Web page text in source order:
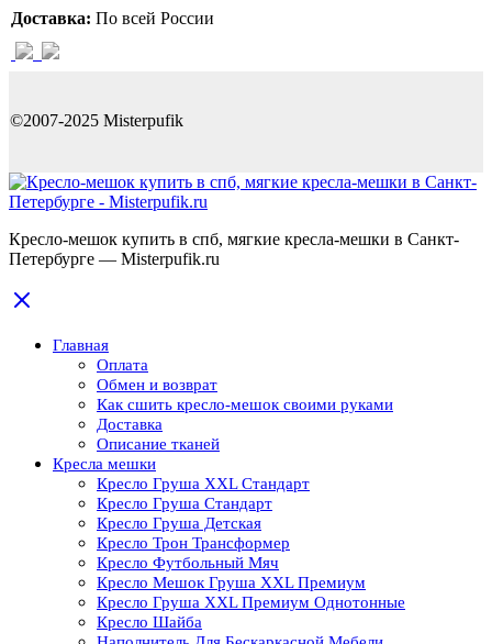
Доставка: По всей России
©2007-2025 Misterpufik
Кресло-мешок купить в спб, мягкие кресла-мешки в Санкт-
Петербурге — Misterpufik.ru
Главная
Оплата
Обмен и возврат
Как сшить кресло-мешок своими руками
Доставка
Описание тканей
Кресла мешки
Кресло Груша XXL Стандарт
Кресло Груша Cтандарт
Кресло Груша Детская
Кресло Трон Трансформер
Кресло Футбольный Мяч
Кресло Мешок Груша XXL Премиум
Кресло Груша XXL Премиум Однотонные
Кресло Шайба